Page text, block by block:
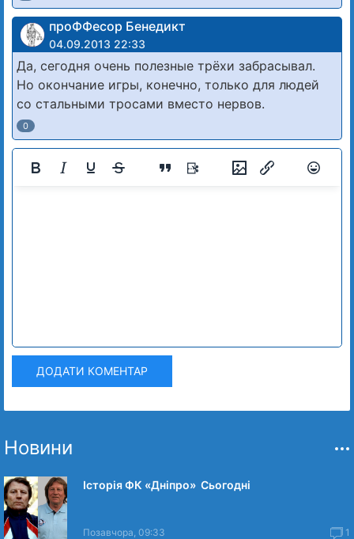
проФФесор Бенедикт
04.09.2013 22:33
Да, сегодня очень полезные трёхи забрасывал.
Но окончание игры, конечно, только для людей
со стальными тросами вместо нервов.
0
ДОДАТИ КОМЕНТАР
Новини
Історія ФК «Дніпро» Сьогодні
Позавчора, 09:33 1